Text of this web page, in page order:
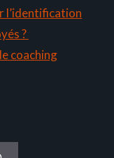
l’identification
?
coaching